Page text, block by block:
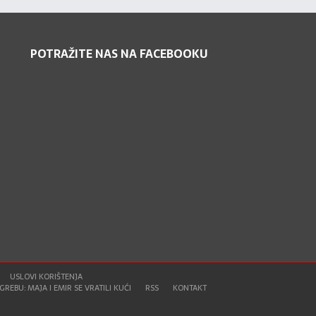
POTRAŽITE NAS NA FACEBOOKU
USLOVI KORIŠTENJA
MAJA I EMIR SE VRATILI KUĆI
RSS KONTAKT